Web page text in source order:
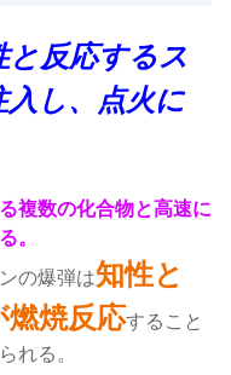
と反応するス
し、点火に
複数の化合物と高速に
。
の爆弾は知性と
焼反応すること
れる。